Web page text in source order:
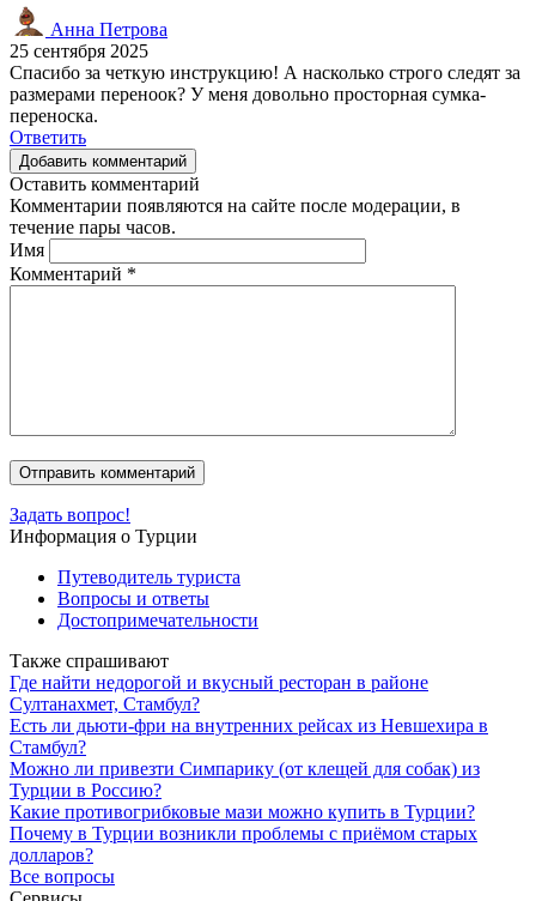
Анна Петрова
25 сентября 2025
Спасибо за четкую инструкцию! А насколько строго следят за
размерами переноок? У меня довольно просторная сумка-
переноска.
Ответить
Добавить комментарий
Оставить комментарий
Комментарии появляются на сайте после модерации, в
течение пары часов.
Имя
Комментарий *
Задать вопрос!
Информация о Турции
Путеводитель туриста
Вопросы и ответы
Достопримечательности
Также спрашивают
Где найти недорогой и вкусный ресторан в районе
Султанахмет, Стамбул?
Есть ли дьюти-фри на внутренних рейсах из Невшехира в
Стамбул?
Можно ли привезти Симпарику (от клещей для собак) из
Турции в Россию?
Какие противогрибковые мази можно купить в Турции?
Почему в Турции возникли проблемы с приёмом старых
долларов?
Все вопросы